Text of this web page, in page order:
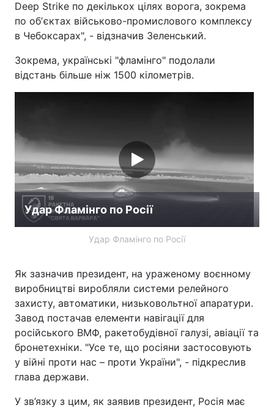
Deep Strike по декількох цілях ворога, зокрема
по обʼєктах військово-промислового комплексу
в Чебоксарах", - відзначив Зеленський.
Зокрема, українські "фламінго" подолали
відстань більше ніж 1500 кілометрів.
Удар Фламінго по Росії
Удар Фламінго по Росії
Як зазначив президент, на ураженому воєнному
виробництві виробляли системи релейного
захисту, автоматики, низьковольтної апаратури.
Завод постачав елементи навігації для
російського ВМФ, ракетобудівної галузі, авіації та
бронетехніки. "Усе те, що росіяни застосовують
у війні проти нас – проти України", - підкреслив
глава держави.
У зв’язку з цим, як заявив президент, Росія має